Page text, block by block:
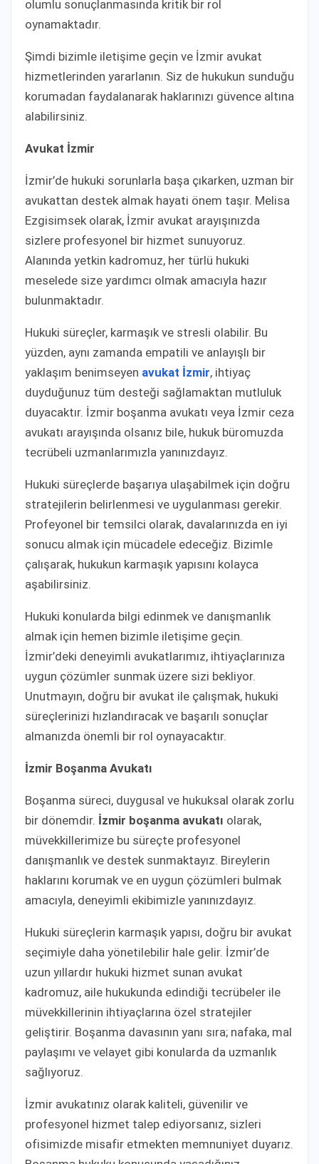
olumlu sonuçlanmasında kritik bir rol
oynamaktadır.
Şimdi bizimle iletişime geçin ve İzmir avukat
hizmetlerinden yararlanın. Siz de hukukun sunduğu
korumadan faydalanarak haklarınızı güvence altına
alabilirsiniz.
Avukat İzmir
İzmir’de hukuki sorunlarla başa çıkarken, uzman bir
avukattan destek almak hayati önem taşır. Melisa
Ezgisimsek olarak, İzmir avukat arayışınızda
sizlere profesyonel bir hizmet sunuyoruz.
Alanında yetkin kadromuz, her türlü hukuki
meselede size yardımcı olmak amacıyla hazır
bulunmaktadır.
Hukuki süreçler, karmaşık ve stresli olabilir. Bu
yüzden, aynı zamanda empatili ve anlayışlı bir
yaklaşım benimseyen avukat İzmir, ihtiyaç
duyduğunuz tüm desteği sağlamaktan mutluluk
duyacaktır. İzmir boşanma avukatı veya İzmir ceza
avukatı arayışında olsanız bile, hukuk büromuzda
tecrübeli uzmanlarımızla yanınızdayız.
Hukuki süreçlerde başarıya ulaşabilmek için doğru
stratejilerin belirlenmesi ve uygulanması gerekir.
Profeyonel bir temsilci olarak, davalarınızda en iyi
sonucu almak için mücadele edeceğiz. Bizimle
çalışarak, hukukun karmaşık yapısını kolayca
aşabilirsiniz.
Hukuki konularda bilgi edinmek ve danışmanlık
almak için hemen bizimle iletişime geçin.
İzmir’deki deneyimli avukatlarımız, ihtiyaçlarınıza
uygun çözümler sunmak üzere sizi bekliyor.
Unutmayın, doğru bir avukat ile çalışmak, hukuki
süreçlerinizi hızlandıracak ve başarılı sonuçlar
almanızda önemli bir rol oynayacaktır.
İzmir Boşanma Avukatı
Boşanma süreci, duygusal ve hukuksal olarak zorlu
bir dönemdir. İzmir boşanma avukatı olarak,
müvekkillerimize bu süreçte profesyonel
danışmanlık ve destek sunmaktayız. Bireylerin
haklarını korumak ve en uygun çözümleri bulmak
amacıyla, deneyimli ekibimizle yanınızdayız.
Hukuki süreçlerin karmaşık yapısı, doğru bir avukat
seçimiyle daha yönetilebilir hale gelir. İzmir’de
uzun yıllardır hukuki hizmet sunan avukat
kadromuz, aile hukukunda edindiği tecrübeler ile
müvekkillerinin ihtiyaçlarına özel stratejiler
geliştirir. Boşanma davasının yanı sıra; nafaka, mal
paylaşımı ve velayet gibi konularda da uzmanlık
sağlıyoruz.
İzmir avukatınız olarak kaliteli, güvenilir ve
profesyonel hizmet talep ediyorsanız, sizleri
ofisimizde misafir etmekten memnuniyet duyarız.